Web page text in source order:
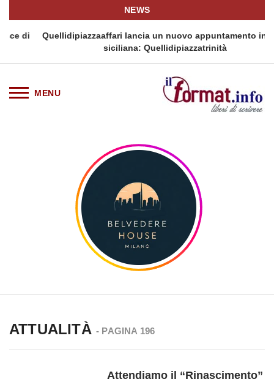
NEWS
Quellidipiazzaaffari lancia un nuovo appuntamento in terra
siciliana: Quellidipiazzatrinità
ATTUALITÀ - PAGINA 196
Attendiamo il “Rinascimento”